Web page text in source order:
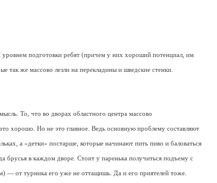
уровнем подготовки ребят (причем у них хороший потенциал, им
так же массово лезли на перекладины и шведские стенки.
То, что во дворах областного центра массово
хорошо. Но не это главное. Ведь основную проблему составляют
а «детки» постарше, которые начинают пить пиво и баловаться
брусья в каждом дворе. Стоит у паренька получиться подъему с
— от турника его уже не оттащишь. Да и его приятелей тоже.